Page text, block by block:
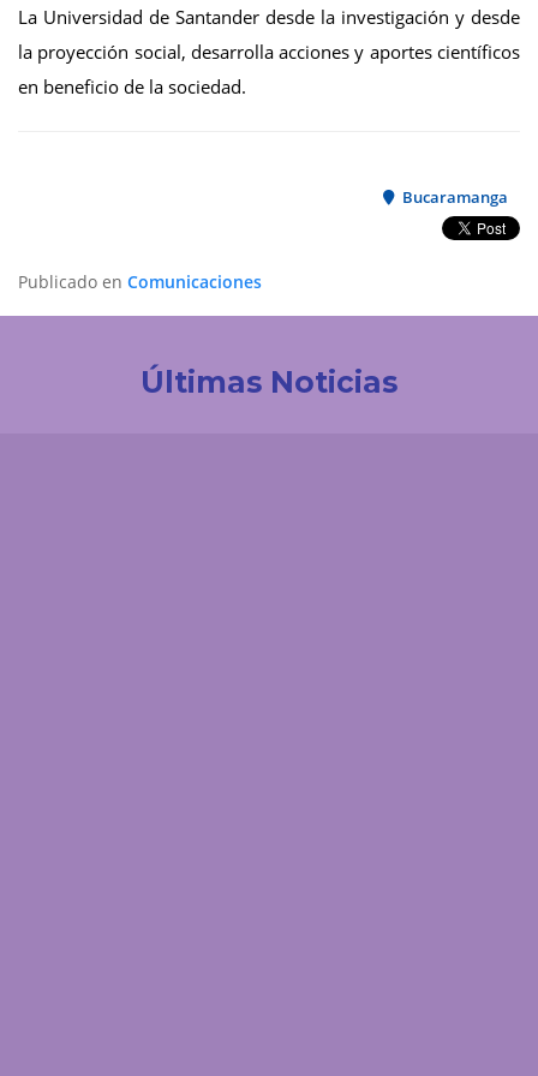
La Universidad de Santander desde la investigación y desde
la proyección social, desarrolla acciones y aportes científicos
en beneficio de la sociedad.
Bucaramanga
Publicado en Comunicaciones
Últimas Noticias